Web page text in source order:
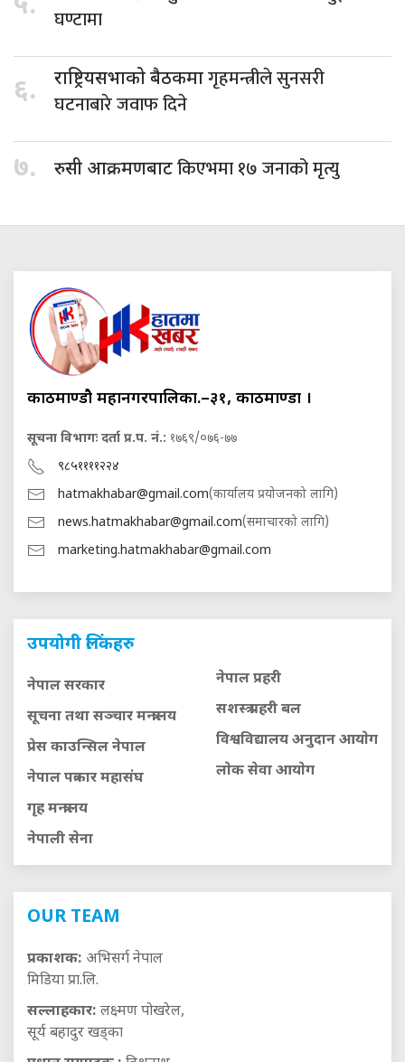
घण्टामा
६. राष्ट्रियसभाको बैठकमागृहमन्त्रीले सुनसरी
घटनाबारे जवाफ दिने
७. रुसी आक्रमणबाटकिएभमा १७ जनाको मृत्यु
काठमाण्डौ महानगरपालिका.–३१, काठमाण्डौं ।
सूचना विभागः दर्ता प्र.प. नं.: १७६९/०७६-७७
९८५११११२२४
hatmakhabar@gmail.com(कार्यालय प्रयोजनको लागि)
news.hatmakhabar@gmail.com(समाचारको लागि)
marketing.hatmakhabar@gmail.com
उपयोगी लिंकहरु
नेपाल सरकार
सूचना तथा सञ्चार मन्त्रालय
प्रेस काउन्सिल नेपाल
नेपाल पत्रकार महासंघ
गृह मन्त्रालय
नेपाली सेना
नेपाल प्रहरी
सशस्त्र प्रहरी बल
विश्वविद्यालय अनुदान आयाेग
लाेक सेवा आयाेग
OUR TEAM
प्रकाशक: अभिसर्ग नेपाल
मिडिया प्रा.लि.
सल्लाहकार: लक्ष्मण पोखरेल,
सूर्य बहादुर खड्का